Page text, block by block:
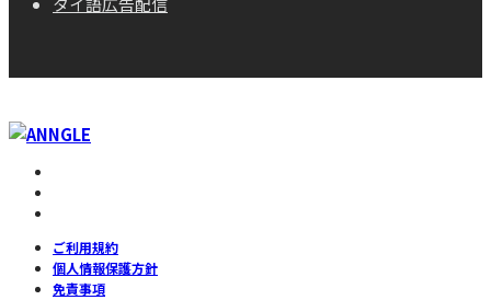
ご利用規約
個人情報保護方針
免責事項